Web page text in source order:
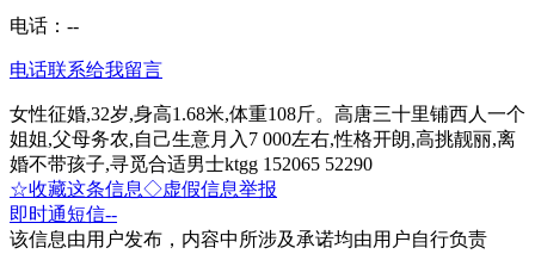
电话： --
电话联系给我留言
女性征婚,32岁,身高1.68米,体重108斤。高唐三十里铺西人一个
姐姐,父母务农,自己生意月入7 000左右,性格开朗,高挑靓丽,离
婚不带孩子,寻觅合适男士ktgg 152065 52290
☆收藏这条信息◇虚假信息举报
即时通短信--
该信息由用户发布，内容中所涉及承诺均由用户自行负责